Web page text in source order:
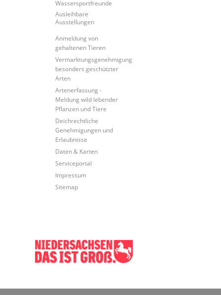
Wassersportfreunde
Ausleihbare
Ausstellungen
Anmeldung von
gehaltenen Tieren
Vermarktungsgenehmigung
besonders geschützter
Arten
Artenerfassung -
Meldung wild lebender
Pflanzen und Tiere
Deichrechtliche
Genehmigungen und
Erlaubnisse
Daten & Karten
Serviceportal
Impressum
Sitemap